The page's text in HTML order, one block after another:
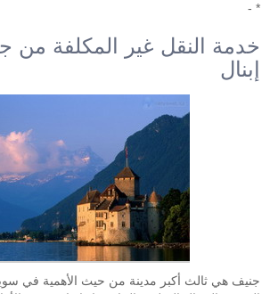
* -
خدمة النقل غير المكلفة من
إبنال
جنيف هي ثالث أكبر مدينة من حيث الأهمية في